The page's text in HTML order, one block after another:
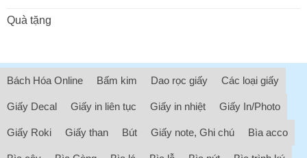
Quà tặng
Bách Hóa Online Bấm kim Dao rọc giấy Các loại giấy
Giấy Decal Giấy in liên tục Giấy in nhiệt Giấy In/Photo
Giấy Roki Giấy than Bút Giấy note, Ghi chú Bìa acco